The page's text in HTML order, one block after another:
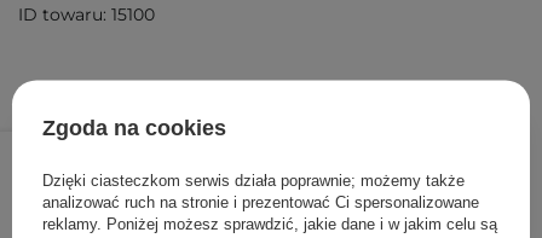
32,00 zł
DODAJ DO KOSZYKA
ID towaru: 15100
Zgoda na cookies
Dzięki ciasteczkom serwis działa poprawnie; możemy także
analizować ruch na stronie i prezentować Ci spersonalizowane
reklamy. Poniżej możesz sprawdzić, jakie dane i w jakim celu są